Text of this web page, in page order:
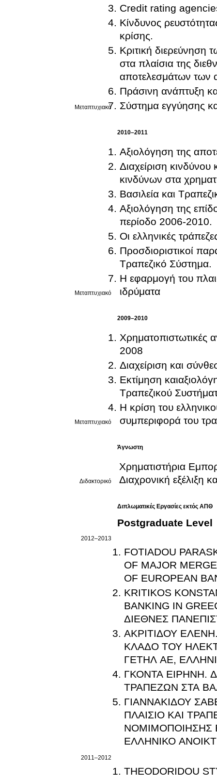
Μεταπτυχιακό
Credit rating
Κίνδυνος
κρίσης.
Κριτική
στα πλαίσια της
αποτελεσμάτων των
Πράσινη ανάπτυξη
Σύστημα εγγύησης
2010–2011
Μεταπτυχιακό
Αξιολόγηση της
Διαχείριση κινδύνου
κινδύνων στα
Βασιλεία και
Αξιολόγηση της
περίοδο 2006-2010.
Οι ελληνικές
Προσδιοριστικοί
Τραπεζικό Σύστημα.
Η εφαρμογή του
ιδρύματα
2009–2010
Μεταπτυχιακό
Χρηματοπιστωτικές αγορές Πρόβλεψη της
2008
Διαχείριση και
Εκτίμηση
Τραπεζικού
Η κρίση του
συμπεριφορά του
Άγνωστη
Διδακτορικό
Χρηματιστήρια
Διαχρονική εξέλιξη
Διπλωματικές Εργασίες εκτός ΑΠΘ
Postgraduate Level
2012–2013
FOTIADOU
OF MAJOR
OF EUROPEAN
KRITIKOS
BANKING IN
ΔΙΕΘΝΕΣ
ΑΚΡΙΤΙΔΟΥ ΕΛΕΝΗ
ΚΛΑΔΟ ΤΟΥ
ΓΕΤΗΛ ΑΕ,
ΓΚΟΝΤΑ ΕΙΡΗΝΗ.
ΤΡΑΠΕΖΩΝ ΣΤΑ
ΓΙΑΝΝΑΚΙΔΟΥ
ΠΛΑΙΣΙΟ ΚΑΙ
ΝΟΜΙΜΟΠΟΙΗΣΗΣ
ΕΛΛΗΝΙΚΟ
2011–2012
THEODORIDOU